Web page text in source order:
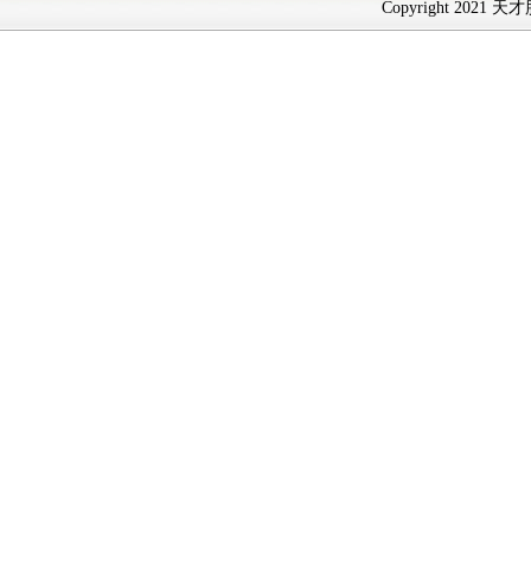
Copyright 2021 天